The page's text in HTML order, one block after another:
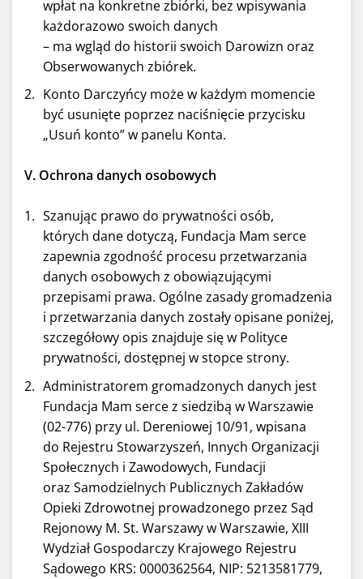
wpłat na konkretne zbiórki, bez wpisywania
każdorazowo swoich danych
– ma wgląd do historii swoich Darowizn oraz
Obserwowanych zbiórek.
Konto Darczyńcy może w każdym momencie
być usunięte poprzez naciśnięcie przycisku
„Usuń konto” w panelu Konta.
V. Ochrona danych osobowych
Szanując prawo do prywatności osób,
których dane dotyczą, Fundacja Mam serce
zapewnia zgodność procesu przetwarzania
danych osobowych z obowiązującymi
przepisami prawa. Ogólne zasady gromadzenia
i przetwarzania danych zostały opisane poniżej,
szczegółowy opis znajduje się w Polityce
prywatności, dostępnej w stopce strony.
Administratorem gromadzonych danych jest
Fundacja Mam serce z siedzibą w Warszawie
(02-776) przy ul. Dereniowej 10/91, wpisana
do Rejestru Stowarzyszeń, Innych Organizacji
Społecznych i Zawodowych, Fundacji
oraz Samodzielnych Publicznych Zakładów
Opieki Zdrowotnej prowadzonego przez Sąd
Rejonowy M. St. Warszawy w Warszawie, XIII
Wydział Gospodarczy Krajowego Rejestru
Sądowego KRS: 0000362564, NIP: 5213581779,